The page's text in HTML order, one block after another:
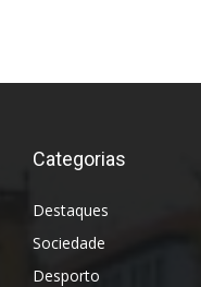
Categorias
Destaques
Sociedade
Desporto